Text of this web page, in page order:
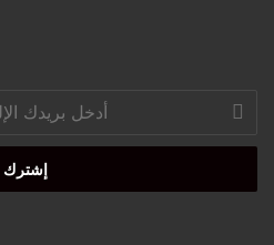
بريدك
الإلكتروني